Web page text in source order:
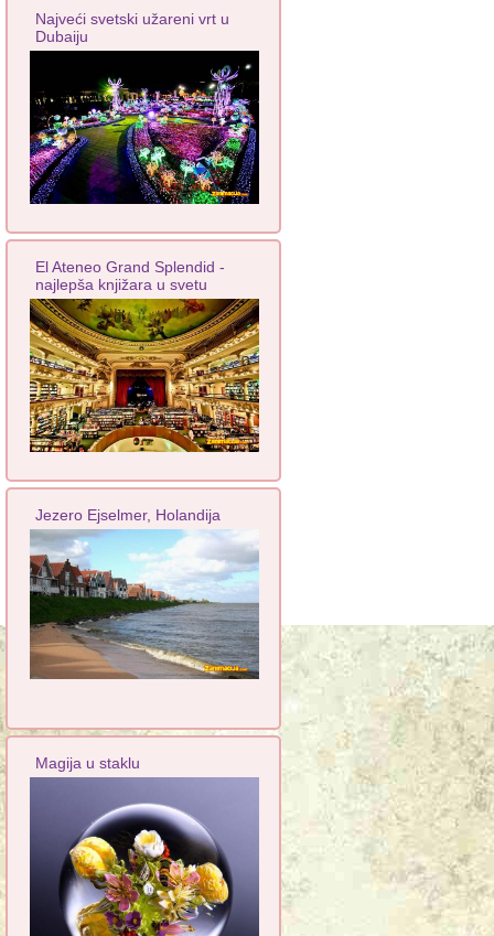
Najveći svetski užareni vrt u
Dubaiju
El Ateneo Grand Splendid -
najlepša knjižara u svetu
Jezero Ejselmer, Holandija
Magija u staklu